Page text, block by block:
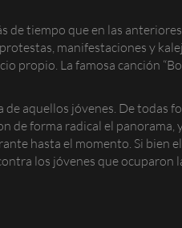
de tiempo que en las
manifestaciones y
propio. La famosa canción
de aquellos jóvenes. De
de forma radical el
hasta el momento. Si bien
los jóvenes que ocuparon